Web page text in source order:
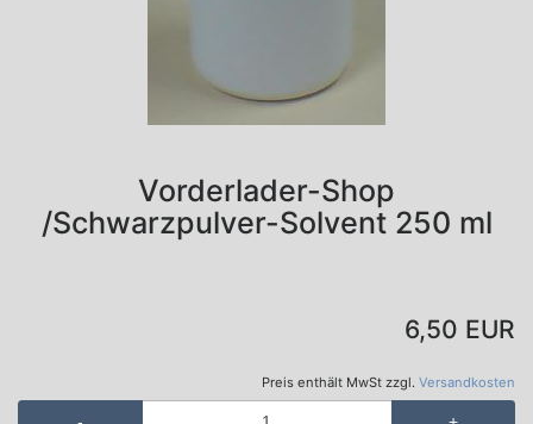
Vorderlader-Shop
/Schwarzpulver-Solvent 250 ml
6,50 EUR
Preis enthält MwSt zzgl. Versandkosten